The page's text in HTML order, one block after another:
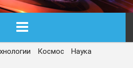
Космос Наука